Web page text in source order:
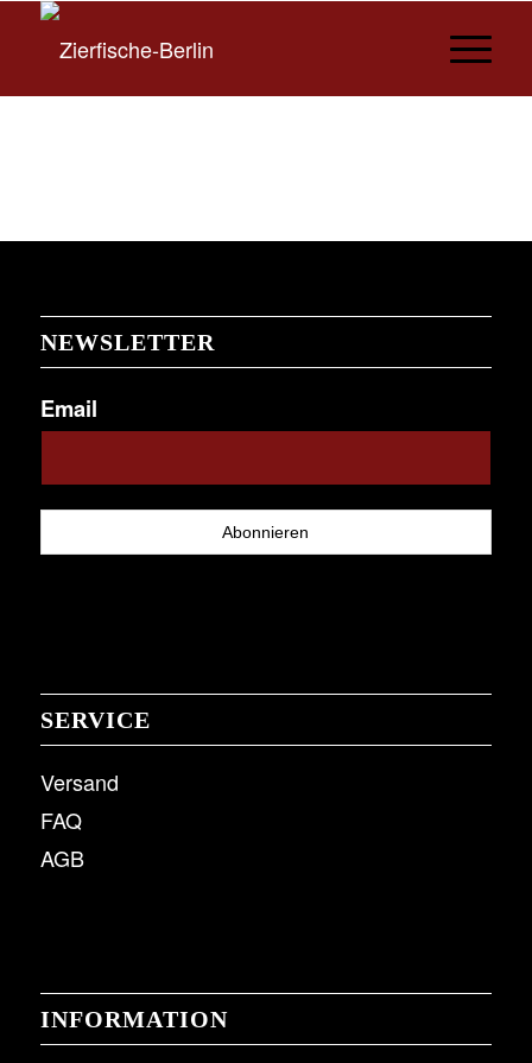
NEWSLETTER
Email
SERVICE
Versand
FAQ
AGB
INFORMATION